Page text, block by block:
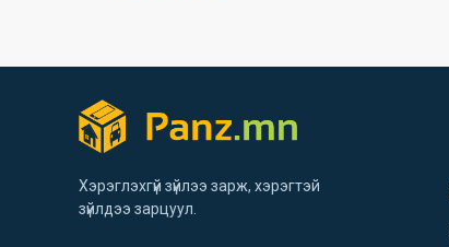
Хэрэглэхгүй зүйлээ зарж, хэрэгтэй
зүйлдээ зарцуул.